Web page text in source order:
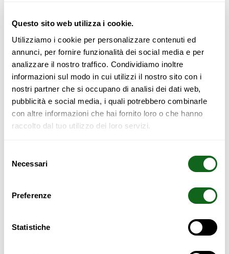
Questo sito web utilizza i cookie.
Utilizziamo i cookie per personalizzare contenuti ed
annunci, per fornire funzionalità dei social media e per
analizzare il nostro traffico. Condividiamo inoltre
informazioni sul modo in cui utilizzi il nostro sito con i
nostri partner che si occupano di analisi dei dati web,
pubblicità e social media, i quali potrebbero combinarle
con altre informazioni che hai fornito loro o che hanno
raccolto dal tuo utilizzo dei loro servizi.
delNecessari
Preferenze
Statistiche
SAFETY WARNING
All furniture with a height of more than 70 cm must be
anchored to the wall to prevent:
Specific hazards for children and the elderly
Failure to secure may result in:
Potential compensation;